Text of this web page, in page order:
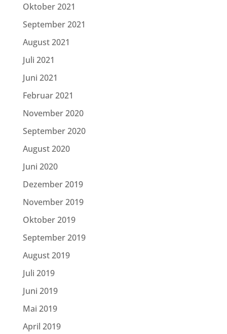
Oktober 2021
September 2021
August 2021
Juli 2021
Juni 2021
Februar 2021
November 2020
September 2020
August 2020
Juni 2020
Dezember 2019
November 2019
Oktober 2019
September 2019
August 2019
Juli 2019
Juni 2019
Mai 2019
April 2019